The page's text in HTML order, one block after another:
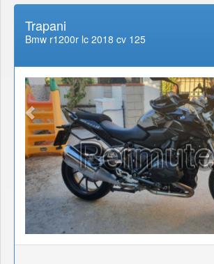
Trapani
Bmw r1200r lc 2018 cv 125